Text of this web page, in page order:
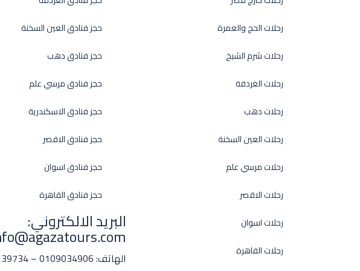
حجز فتادق العين السخنة
حجز فنادق دهب
حجز فنادق مرسي علم
حجز فنادق الاسكندرية
حجز فنادق الاقصر
حجز فنادق اسوان
حجز فنادق القاهرة
البريد الالكتروني:
الهاتف:0109034906 – 01008139734
رحلات الحج والعمرة
رحلات شرم الشيخ
رحلات الغردقة
رحلات دهب
رحلات العين السخنة
رحلات مرسي علم
رحلات الاقصر
رحلات اسوان
رحلات القاهرة